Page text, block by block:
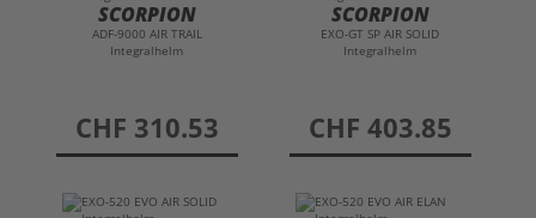
SCORPION
ADF-9000 AIR TRAIL
Integralhelm
preis
CHF 310.53
SCORPION
EXO-GT SP AIR SOLID
Integralhelm
preis
CHF 403.85